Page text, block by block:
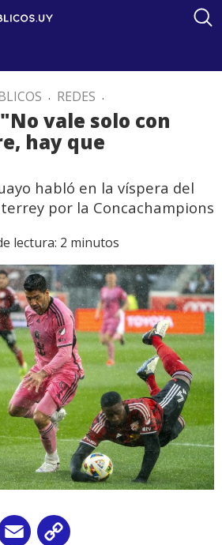
. REDES .
vale solo con
hay que
habló en la víspera del
por la Concachampions
lectura: 2 minutos
Email